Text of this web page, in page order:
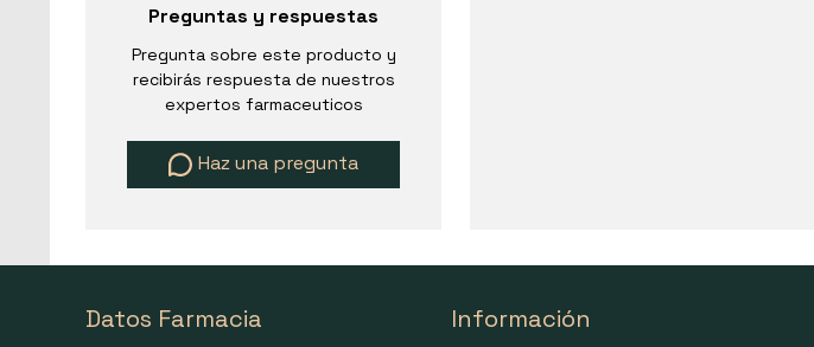
Preguntas y respuestas
Pregunta sobre este producto y
recibirás respuesta de nuestros
expertos farmaceuticos
Haz una pregunta
Datos Farmacia Información